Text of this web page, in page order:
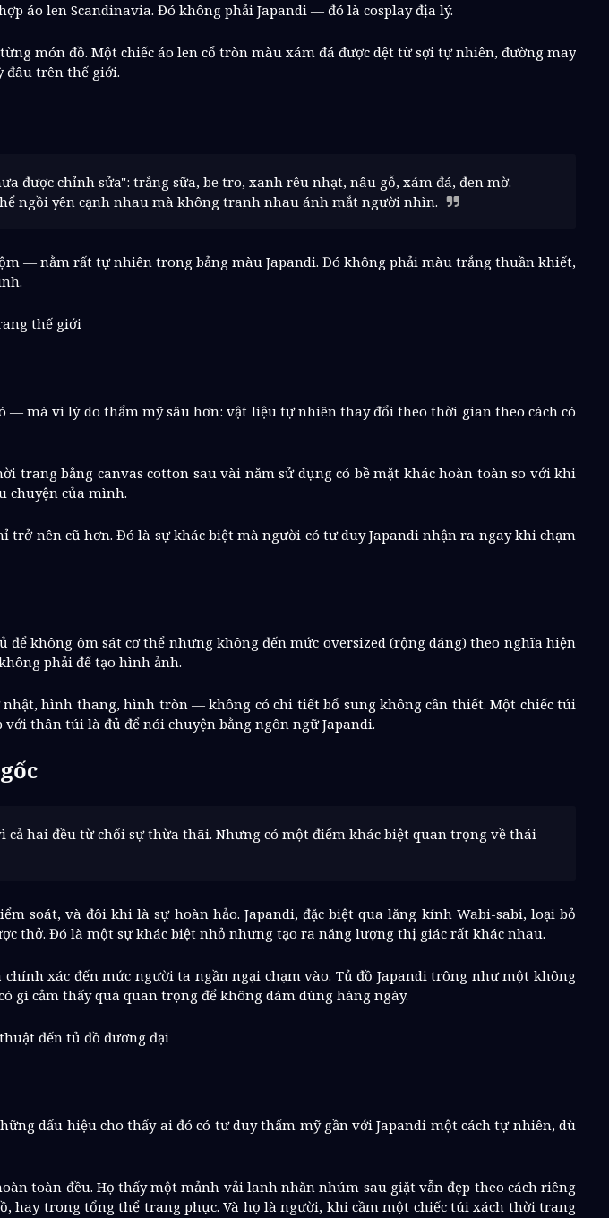
áo len Scandinavia. Đó không phải Japandi — đó là cosplay địa lý.
món đồ. Một chiếc áo len cổ tròn màu xám đá được dệt từ sợi tự nhiên, đường may
đâu trên thế giới.
được chỉnh sửa": trắng sữa, be tro, xanh rêu nhạt, nâu gỗ, xám đá, đen mờ.
ngồi yên cạnh nhau mà không tranh nhau ánh mắt người nhìn.
— nằm rất tự nhiên trong bảng màu Japandi. Đó không phải màu trắng thuần khiết,
thế giới
mà vì lý do thẩm mỹ sâu hơn: vật liệu tự nhiên thay đổi theo thời gian theo cách có
bằng canvas cotton sau vài năm sử dụng có bề mặt khác hoàn toàn so với khi
chuyện của mình.
nên cũ hơn. Đó là sự khác biệt mà người có tư duy Japandi nhận ra ngay khi chạm
không ôm sát cơ thể nhưng không đến mức oversized (rộng dáng) theo nghĩa hiện
phải để tạo hình ảnh.
hình thang, hình tròn — không có chi tiết bổ sung không cần thiết. Một chiếc túi
thân túi là đủ để nói chuyện bằng ngôn ngữ Japandi.
hai đều từ chối sự thừa thãi. Nhưng có một điểm khác biệt quan trọng về thái
soát, và đôi khi là sự hoàn hảo. Japandi, đặc biệt qua lăng kính Wabi-sabi, loại bỏ
thở. Đó là một sự khác biệt nhỏ nhưng tạo ra năng lượng thị giác rất khác nhau.
xác đến mức người ta ngần ngại chạm vào. Tủ đồ Japandi trông như một không
gì cảm thấy quá quan trọng để không dám dùng hàng ngày.
đến tủ đồ đương đại
dấu hiệu cho thấy ai đó có tư duy thẩm mỹ gần với Japandi một cách tự nhiên, dù
toàn đều. Họ thấy một mảnh vải lanh nhăn nhúm sau giặt vẫn đẹp theo cách riêng
hay trong tổng thể trang phục. Và họ là người, khi cầm một chiếc túi xách thời trang